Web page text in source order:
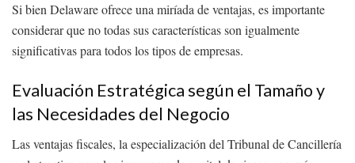
Si bien Delaware ofrece una miríada de ventajas, es importante
considerar que no todas sus características son igualmente
significativas para todos los tipos de empresas.
Evaluación Estratégica según el Tamaño y
las Necesidades del Negocio
Las ventajas fiscales, la especialización del Tribunal de Cancillería